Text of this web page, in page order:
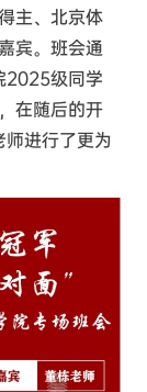
主、北京体
宾。班会通
2025级同学
在随后的开
进行了更为